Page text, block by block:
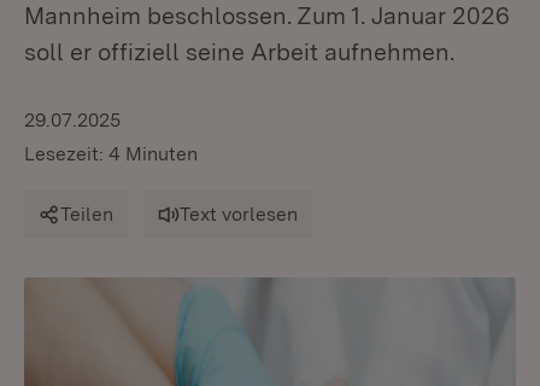
Mannheim beschlossen. Zum 1. Januar 2026
soll er offiziell seine Arbeit aufnehmen.
29.07.2025
Lesezeit: 4 Minuten
Teilen Text vorlesen